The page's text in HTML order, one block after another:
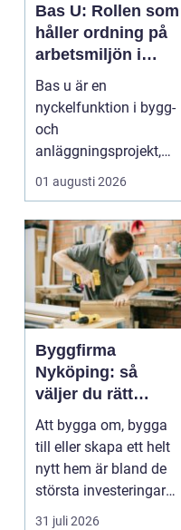
Bas U: Rollen som
håller ordning på
arbetsmiljön i
byggprojekt
Bas u är en
nyckelfunktion i bygg-
och
anläggningsprojekt,
med ansvar för att
arbetsm...
01 augusti 2026
Byggfirma
Nyköping: så
väljer du rätt
partner för ditt
projekt
Att bygga om, bygga
till eller skapa ett helt
nytt hem är bland de
största investeringar
m...
31 juli 2026